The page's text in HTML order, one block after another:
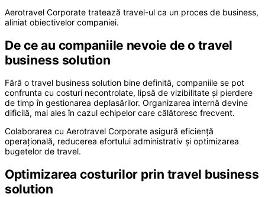
Aerotravel Corporate tratează travel-ul ca un proces de business,
aliniat obiectivelor companiei.
De ce au companiile nevoie de o travel
business solution
Fără o travel business solution bine definită, companiile se pot
confrunta cu costuri necontrolate, lipsă de vizibilitate și pierdere
de timp în gestionarea deplasărilor. Organizarea internă devine
dificilă, mai ales în cazul echipelor care călătoresc frecvent.
Colaborarea cu Aerotravel Corporate asigură eficiență
operațională, reducerea efortului administrativ și optimizarea
bugetelor de travel.
Optimizarea costurilor prin travel business
solution